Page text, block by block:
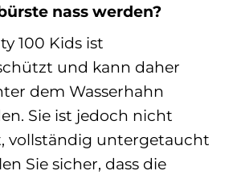
nass werden?
100 Kids ist
und kann daher
dem Wasserhahn
Sie ist jedoch nicht
vollständig untergetaucht
Sie sicher, dass die